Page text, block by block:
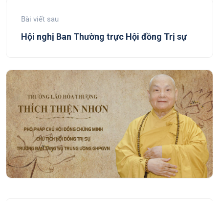
Bài viết sau
Hội nghị Ban Thường trực Hội đồng Trị sự